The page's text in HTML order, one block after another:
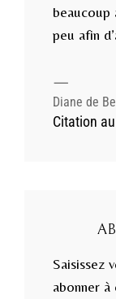
beaucoup
peu afin
—
Diane de
Citation
Saisissez
abonner